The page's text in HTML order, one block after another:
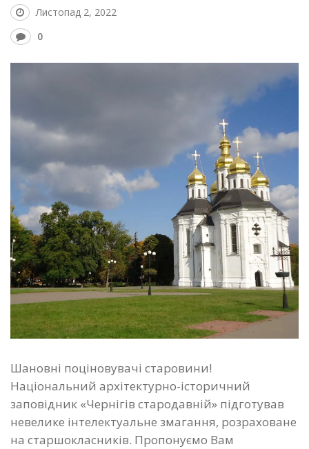
Листопад 2, 2022
0
Шановні поціновувачі старовини!
Національний архітектурно-історичний
заповідник «Чернігів стародавній» підготував
невелике інтелектуальне змагання, розраховане
на старшокласників. Пропонуємо Вам